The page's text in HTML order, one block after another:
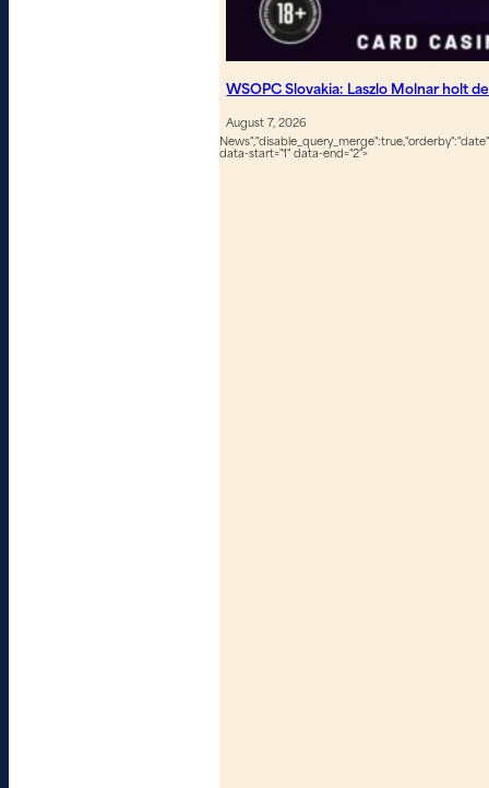
WSOPC Slovakia: Laszlo Molnar holt
August 7, 2026
data-start="1" data-end="2">